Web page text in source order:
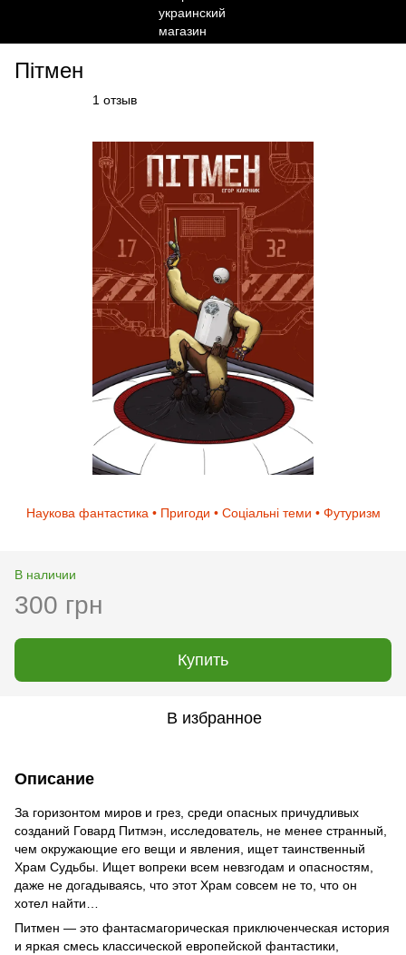
Пітмен
1 отзыв
Наукова фантастика • Пригоди • Соціальні теми • Футуризм
В наличии
300 грн
Купить
В избранное
Описание
За горизонтом миров и грез, среди опасных причудливых
созданий Говард Питмэн, исследователь, не менее странный,
чем окружающие его вещи и явления, ищет таинственный
Храм Судьбы. Ищет вопреки всем невзгодам и опасностям,
даже не догадываясь, что этот Храм совсем не то, что он
хотел найти…
Питмен — это фантасмагорическая приключенческая история
и яркая смесь классической европейской фантастики,